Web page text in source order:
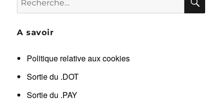
pour :
A savoir
Politique relative aux cookies
Sortie du .DOT
Sortie du .PAY